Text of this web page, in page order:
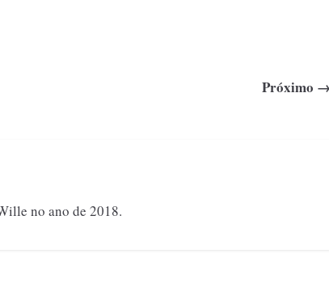
Próximo
no ano de 2018.